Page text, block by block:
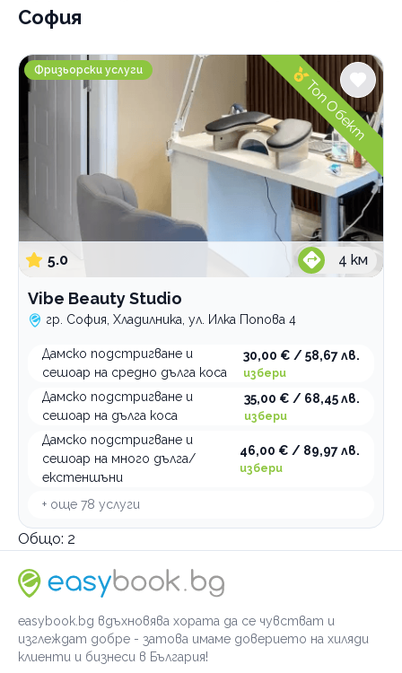
София
Vibe Beauty Studio
Фризьорски услуги
5.0 4 км
Vibe Beauty Studio
гр. София, Хладилника, ул. Илка Попова 4
Дамско подстригване и
сешоар на средно дълга коса
30,00 € / 58,67 лв.
избери
Дамско подстригване и
сешоар на дълга коса
35,00 € / 68,45 лв.
избери
Дамско подстригване и
сешоар на много дълга/
екстеншъни
46,00 € / 89,97 лв.
избери
+ още 78 услуги
Топ Обект
Общо: 2
easybook.bg вдъхновява хората да се чувстват и
изглеждат добре - затова имаме доверието на хиляди
клиенти и бизнеси в България!